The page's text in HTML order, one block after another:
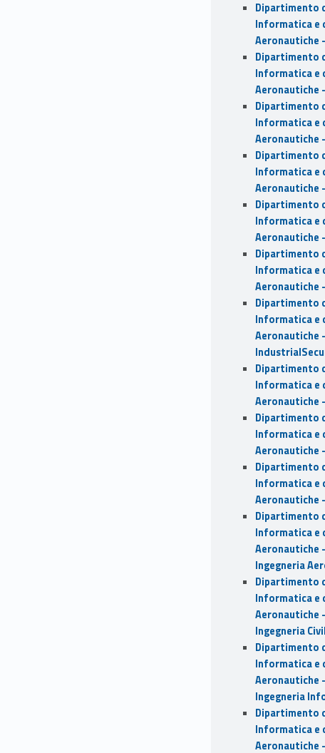
Dipartimento
Informatica e
Aeronautiche
Dipartimento
Informatica e
Aeronautiche
Dipartimento
Informatica e
Aeronautiche
Dipartimento
Informatica e
Aeronautiche
Dipartimento
Informatica e
Aeronautiche
Dipartimento
Informatica e
Aeronautiche
Dipartimento
Informatica e
Aeronautiche
Dipartimento
Informatica e
Aeronautiche
Dipartimento
Informatica e
Aeronautiche
Dipartimento
Informatica e
Aeronautiche
Dipartimento
Informatica e
Aeronautiche
Ingegneria
Dipartimento
Informatica e
Aeronautiche
Ingegneria
Dipartimento
Informatica e
Aeronautiche
Ingegneria
Dipartimento
Informatica e
Aeronautiche